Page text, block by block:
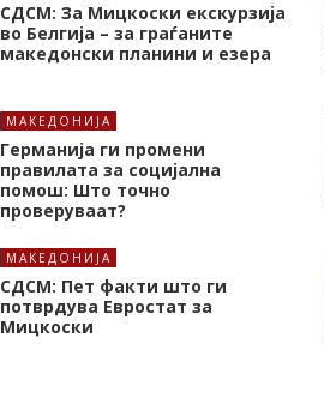
СДСМ: За Мицкоски екскурзија
во Белгија – за граѓаните
македонски планини и езера
МАКЕДОНИЈА
Германија ги промени
правилата за социјална
помош: Што точно
проверуваат?
МАКЕДОНИЈА
СДСМ: Пет факти што ги
потврдува Евростат за
Мицкоски